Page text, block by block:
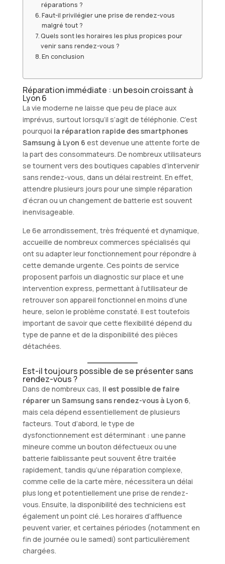
réparations ?
Faut-il privilégier une prise de rendez-vous
malgré tout ?
Quels sont les horaires les plus propices pour
venir sans rendez-vous ?
En conclusion
Réparation immédiate : un besoin croissant à
Lyon 6
La vie moderne ne laisse que peu de place aux
imprévus, surtout lorsqu’il s’agit de téléphonie. C’est
pourquoi la réparation rapide des smartphones
Samsung à Lyon 6 est devenue une attente forte de
la part des consommateurs. De nombreux utilisateurs
se tournent vers des boutiques capables d’intervenir
sans rendez-vous, dans un délai restreint. En effet,
attendre plusieurs jours pour une simple réparation
d’écran ou un changement de batterie est souvent
inenvisageable.
Le 6e arrondissement, très fréquenté et dynamique,
accueille de nombreux commerces spécialisés qui
ont su adapter leur fonctionnement pour répondre à
cette demande urgente. Ces points de service
proposent parfois un diagnostic sur place et une
intervention express, permettant à l’utilisateur de
retrouver son appareil fonctionnel en moins d’une
heure, selon le problème constaté. Il est toutefois
important de savoir que cette flexibilité dépend du
type de panne et de la disponibilité des pièces
détachées.
Est-il toujours possible de se présenter sans
rendez-vous ?
Dans de nombreux cas, il est possible de faire
réparer un Samsung sans rendez-vous à Lyon 6,
mais cela dépend essentiellement de plusieurs
facteurs. Tout d’abord, le type de
dysfonctionnement est déterminant : une panne
mineure comme un bouton défectueux ou une
batterie faiblissante peut souvent être traitée
rapidement, tandis qu’une réparation complexe,
comme celle de la carte mère, nécessitera un délai
plus long et potentiellement une prise de rendez-
vous. Ensuite, la disponibilité des techniciens est
également un point clé. Les horaires d’affluence
peuvent varier, et certaines périodes (notamment en
fin de journée ou le samedi) sont particulièrement
chargées.